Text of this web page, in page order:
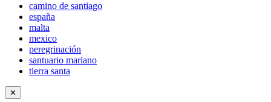
camino de santiago
españa
malta
mexico
peregrinación
santuario mariano
tierra santa
✕